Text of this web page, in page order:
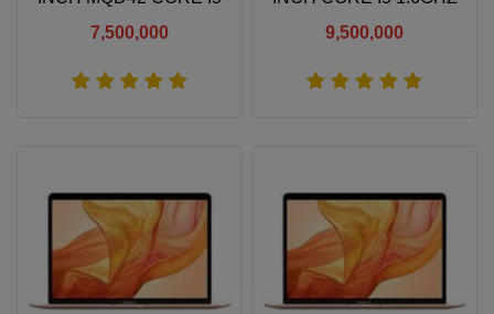
SSD
7,500,000 9,500,000